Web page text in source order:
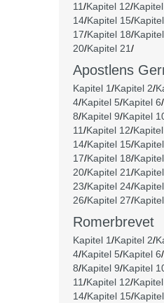
11/Kapitel 12/
14/Kapitel 15/
17/Kapitel 18/
20/Kapitel 21/
Apostlens
Kapitel 1/Kapitel 2/
4/Kapitel 5/Kapitel 6/
8/Kapitel 9/Kapitel
11/Kapitel 12/
14/Kapitel 15/
17/Kapitel 18/
20/Kapitel 21/
23/Kapitel 24/
26/Kapitel 27/
Romerbrevet
Kapitel 1/Kapitel 2/
4/Kapitel 5/Kapitel 6/
8/Kapitel 9/Kapitel
11/Kapitel 12/
14/Kapitel 15/